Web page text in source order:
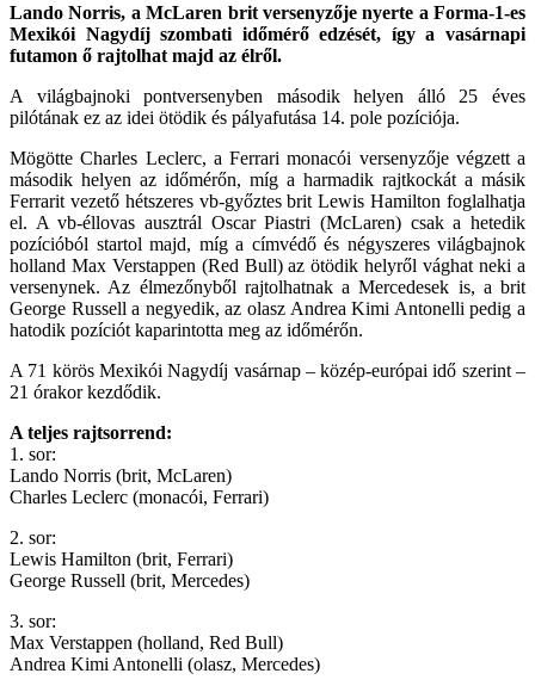
Lando Norris, a McLaren brit versenyzője nyerte a Forma-1-es
Mexikói Nagydíj szombati időmérő edzését, így a vasárnapi
futamon ő rajtolhat majd az élről.
A világbajnoki pontversenyben második helyen álló 25 éves
pilótának ez az idei ötödik és pályafutása 14. pole pozíciója.
Mögötte Charles Leclerc, a Ferrari monacói versenyzője végzett a
második helyen az időmérőn, míg a harmadik rajtkockát a másik
Ferrarit vezető hétszeres vb-győztes brit Lewis Hamilton foglalhatja
el. A vb-éllovas ausztrál Oscar Piastri (McLaren) csak a hetedik
pozícióból startol majd, míg a címvédő és négyszeres világbajnok
holland Max Verstappen (Red Bull) az ötödik helyről vághat neki a
versenynek. Az élmezőnyből rajtolhatnak a Mercedesek is, a brit
George Russell a negyedik, az olasz Andrea Kimi Antonelli pedig a
hatodik pozíciót kaparintotta meg az időmérőn.
A 71 körös Mexikói Nagydíj vasárnap – közép-európai idő szerint –
21 órakor kezdődik.
A teljes rajtsorrend:
1. sor:
Lando Norris (brit, McLaren)
Charles Leclerc (monacói, Ferrari)
2. sor:
Lewis Hamilton (brit, Ferrari)
George Russell (brit, Mercedes)
3. sor:
Max Verstappen (holland, Red Bull)
Andrea Kimi Antonelli (olasz, Mercedes)